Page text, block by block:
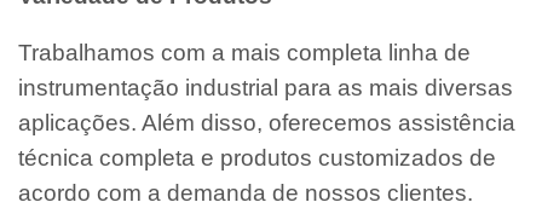
Trabalhamos com a mais completa linha de
instrumentação industrial para as mais diversas
aplicações. Além disso, oferecemos assistência
técnica completa e produtos customizados de
acordo com a demanda de nossos clientes.